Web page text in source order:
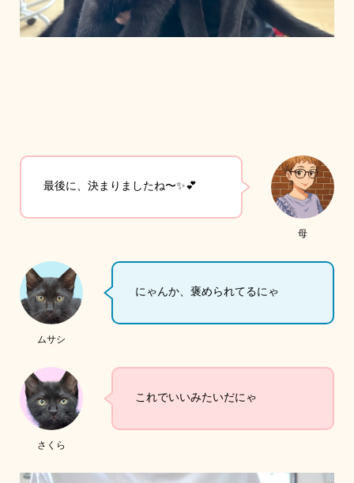
母
最後に、決まりましたね〜✨💕
ムサシ
にゃんか、褒められてるにゃ
さくら
これでいいみたいだにゃ